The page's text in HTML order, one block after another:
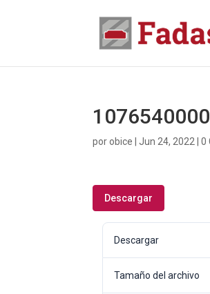
porobice |Jun 24, 2022 |0
Descargar
Descargar
Tamaño del archivo